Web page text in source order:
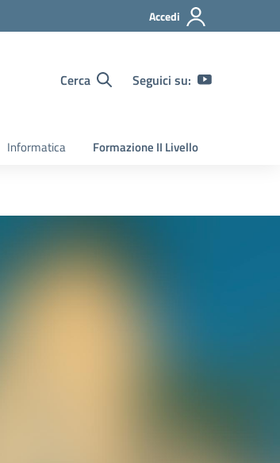
Accedi
Cerca Seguici su:
Informatica Formazione II Livello